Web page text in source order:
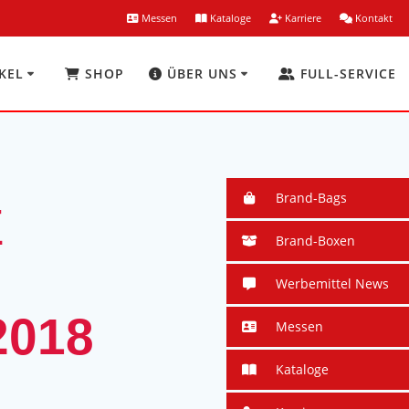
Messen Kataloge Karriere Kontakt
SHOP ÜBER UNS FULL-SERVICE
Brand-Bags
Brand-Boxen
Werbemittel News
Messen
Kataloge